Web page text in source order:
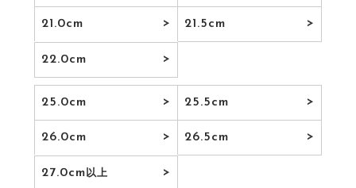
21.0cm 21.5cm
22.0cm
25.0cm 25.5cm
26.0cm 26.5cm
27.0cm以上